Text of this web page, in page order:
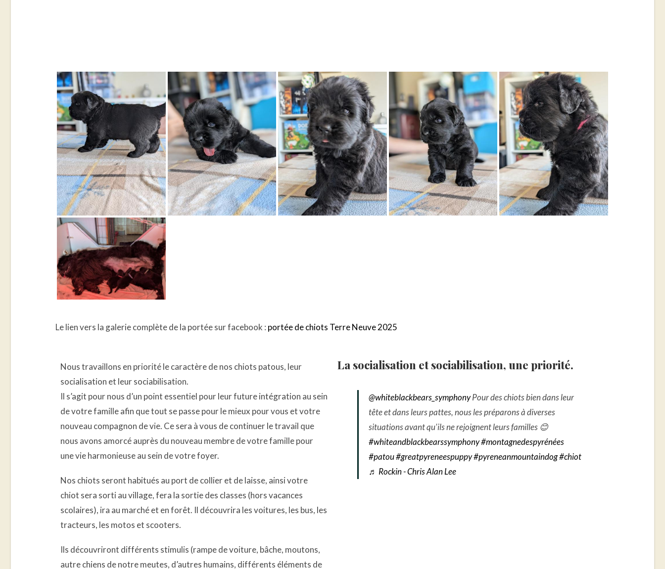
Le lien vers la galerie complète de la portée sur facebook : portée de chiots Terre Neuve 2025
Nous travaillons en priorité le caractère de nos chiots patous, leur
socialisation et leur sociabilisation.
Il s’agit pour nous d’un point essentiel pour leur future intégration au sein
de votre famille afin que tout se passe pour le mieux pour vous et votre
nouveau compagnon de vie. Ce sera à vous de continuer le travail que
nous avons amorcé auprès du nouveau membre de votre famille pour
une vie harmonieuse au sein de votre foyer.
Nos chiots seront habitués au port de collier et de laisse, ainsi votre
chiot sera sorti au village, fera la sortie des classes (hors vacances
scolaires), ira au marché et en forêt. Il découvrira les voitures, les bus, les
tracteurs, les motos et scooters.
Ils découvriront différents stimulis (rampe de voiture, bâche, moutons,
autre chiens de notre meutes, d’autres humains, différents éléments de
La socialisation et sociabilisation, une priorité.
@whiteblackbears_symphonyPour des chiots bien dans leur
tête et dans leurs pattes, nous les préparons à diverses
situations avant qu'ils ne rejoignent leurs familles 😊
#whiteandblackbearssymphony#montagnedespyrénées
#patou#greatpyreneespuppy#pyreneanmountaindog#chiot
♬ Rockin - Chris Alan Lee